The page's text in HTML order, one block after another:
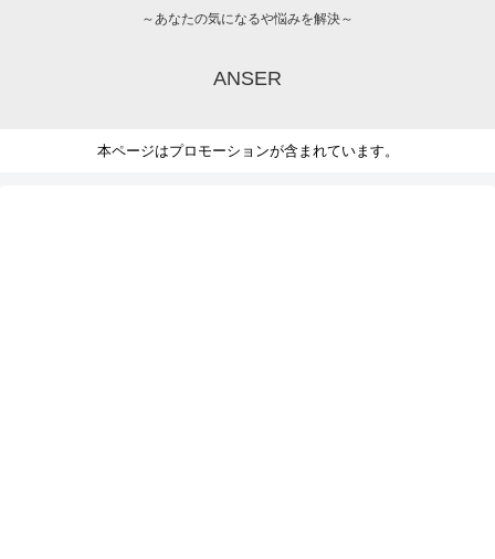
～あなたの気になるや悩みを解決～
ANSER
本ページはプロモーションが含まれています。